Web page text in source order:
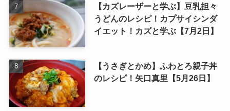
【カズレーザーと学ぶ】豆乳担々
うどんのレシピ！カプサイシンダ
イエット！カズと学ぶ【7月2日】
【うさぎとかめ】ふわとろ親子丼
のレシピ！矢口真里【5月26日】